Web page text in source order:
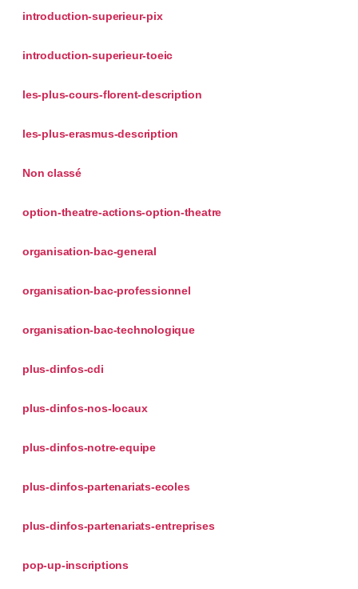
introduction-superieur-pix
introduction-superieur-toeic
les-plus-cours-florent-description
les-plus-erasmus-description
Non classé
option-theatre-actions-option-theatre
organisation-bac-general
organisation-bac-professionnel
organisation-bac-technologique
plus-dinfos-cdi
plus-dinfos-nos-locaux
plus-dinfos-notre-equipe
plus-dinfos-partenariats-ecoles
plus-dinfos-partenariats-entreprises
pop-up-inscriptions